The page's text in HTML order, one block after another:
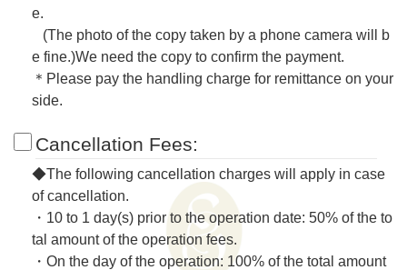
e.
(The photo of the copy taken by a phone camera will b
e fine.)We need the copy to confirm the payment.
＊Please pay the handling charge for remittance on your
side.
Cancellation Fees:
◆The following cancellation charges will apply in case
of cancellation.
・10 to 1 day(s) prior to the operation date: 50% of the to
tal amount of the operation fees.
・On the day of the operation: 100% of the total amount